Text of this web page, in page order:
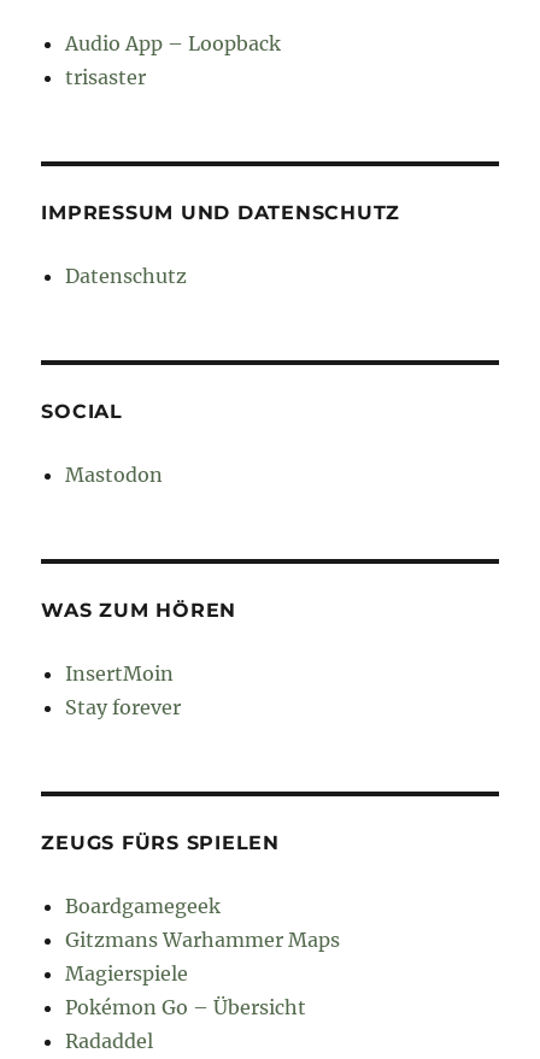
Audio App – Loopback
trisaster
IMPRESSUM UND DATENSCHUTZ
Datenschutz
SOCIAL
Mastodon
WAS ZUM HÖREN
InsertMoin
Stay forever
ZEUGS FÜRS SPIELEN
Boardgamegeek
Gitzmans Warhammer Maps
Magierspiele
Pokémon Go – Übersicht
Radaddel